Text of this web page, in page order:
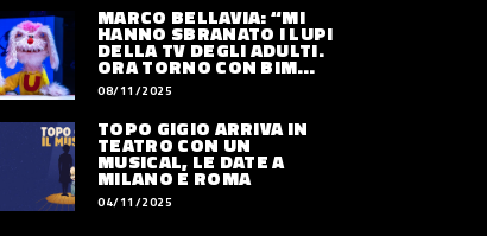
MARCO BELLAVIA: “MI
HANNO SBRANATO I LUPI
DELLA TV DEGLI ADULTI.
ORA TORNO CON BIM
BUM BAM PARTY”
08/11/2025
TOPO GIGIO ARRIVA IN
TEATRO CON UN
MUSICAL, LE DATE A
MILANO E ROMA
04/11/2025